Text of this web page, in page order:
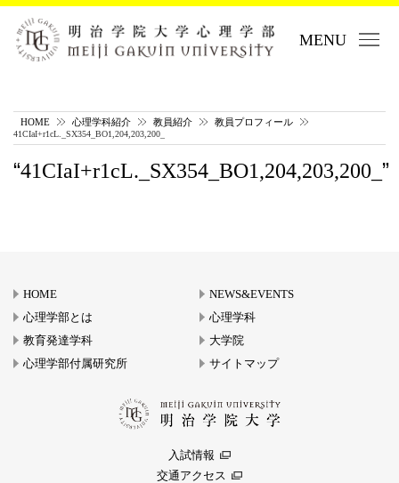
MENU
HOME 心理学科紹介 教員紹介 教員プロフィール
41CIaI+r1cL._SX354_BO1,204,203,200_
41CIaI+r1cL._SX354_BO1,204,203,200_
HOME
NEWS&EVENTS
心理学部とは
心理学科
教育発達学科
大学院
心理学部付属研究所
サイトマップ
入試情報
交通アクセス